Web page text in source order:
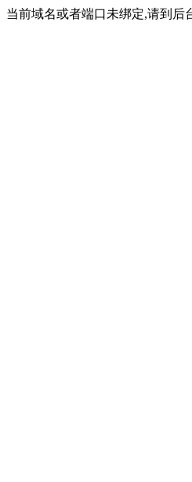
当前域名或者端口未绑定,请到后